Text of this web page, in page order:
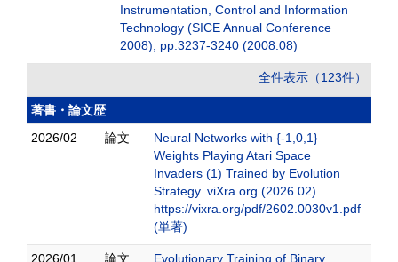
Instrumentation, Control and Information
Technology (SICE Annual Conference
2008), pp.3237-3240 (2008.08)
全件表示（123件）
著書・論文歴
2026/02
論文
Neural Networks with {-1,0,1}
Weights Playing Atari Space
Invaders (1) Trained by Evolution
Strategy. viXra.org (2026.02)
https://vixra.org/pdf/2602.0030v1.pdf
(単著)
2026/01 論文
Evolutionary Training of Binary